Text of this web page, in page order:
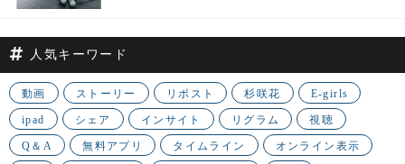
人気キーワード
動画 ストーリー リポスト 杉咲花 E-girls
ipad シェア インサイト リグラム 視聴
Q＆A 無料アプリ タイムライン オンライン表示